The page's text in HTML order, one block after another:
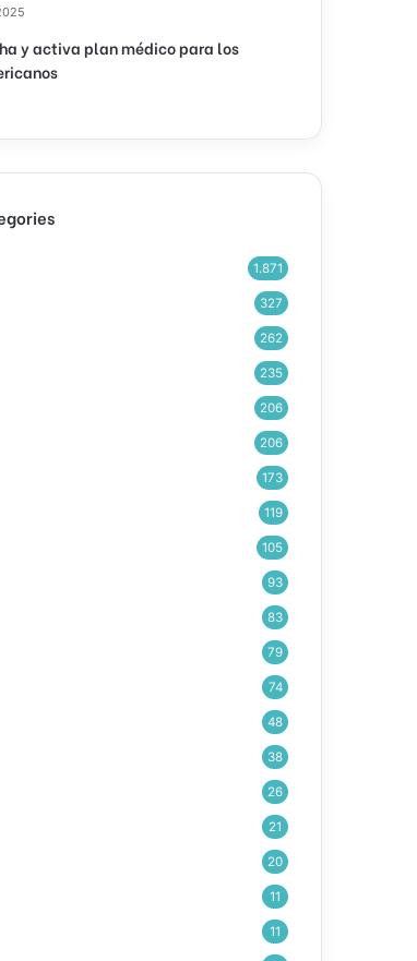
y activa plan médico para los
1.871
327
262
235
206
206
173
119
105
93
83
79
74
48
38
26
21
20
11
11